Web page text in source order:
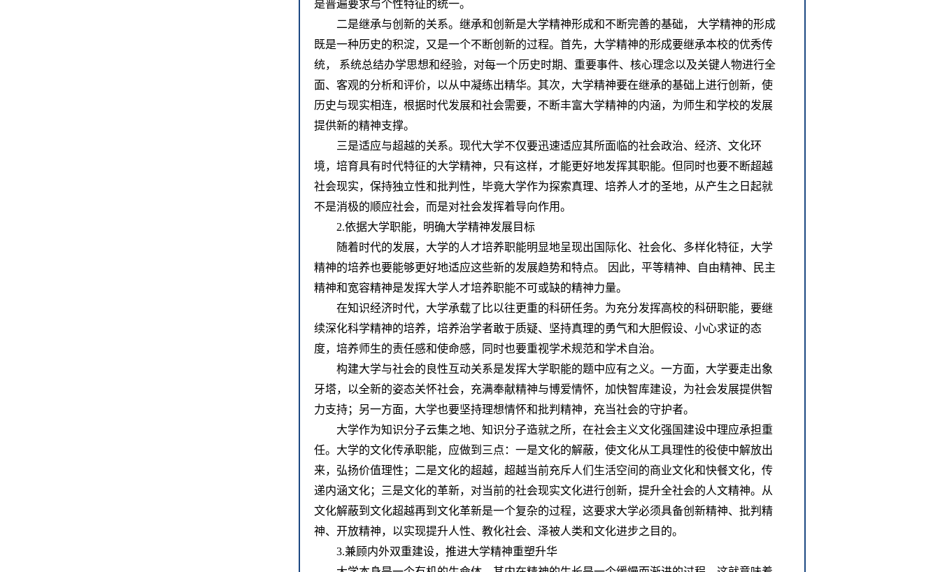
是普遍要求与个性特征的统一。
二是继承与创新的关系。继承和创新是大学精神形成和不断完善的基础， 大学精神的形成
既是一种历史的积淀，又是一个不断创新的过程。首先，大学精神的形成要继承本校的优秀传
统， 系统总结办学思想和经验，对每一个历史时期、重要事件、核心理念以及关键人物进行全
面、客观的分析和评价，以从中凝练出精华。其次，大学精神要在继承的基础上进行创新，使
历史与现实相连，根据时代发展和社会需要，不断丰富大学精神的内涵，为师生和学校的发展
提供新的精神支撑。
三是适应与超越的关系。现代大学不仅要迅速适应其所面临的社会政治、经济、文化环
境，培育具有时代特征的大学精神，只有这样，才能更好地发挥其职能。但同时也要不断超越
社会现实，保持独立性和批判性，毕竟大学作为探索真理、培养人才的圣地，从产生之日起就
不是消极的顺应社会，而是对社会发挥着导向作用。
2.依据大学职能，明确大学精神发展目标
随着时代的发展，大学的人才培养职能明显地呈现出国际化、社会化、多样化特征，大学
精神的培养也要能够更好地适应这些新的发展趋势和特点。 因此，平等精神、自由精神、民主
精神和宽容精神是发挥大学人才培养职能不可或缺的精神力量。
在知识经济时代，大学承载了比以往更重的科研任务。为充分发挥高校的科研职能，要继
续深化科学精神的培养，培养治学者敢于质疑、坚持真理的勇气和大胆假设、小心求证的态
度，培养师生的责任感和使命感，同时也要重视学术规范和学术自治。
构建大学与社会的良性互动关系是发挥大学职能的题中应有之义。一方面，大学要走出象
牙塔，以全新的姿态关怀社会，充满奉献精神与博爱情怀，加快智库建设，为社会发展提供智
力支持；另一方面，大学也要坚持理想情怀和批判精神，充当社会的守护者。
大学作为知识分子云集之地、知识分子造就之所，在社会主义文化强国建设中理应承担重
任。大学的文化传承职能，应做到三点：一是文化的解蔽，使文化从工具理性的役使中解放出
来，弘扬价值理性；二是文化的超越，超越当前充斥人们生活空间的商业文化和快餐文化，传
递内涵文化；三是文化的革新，对当前的社会现实文化进行创新，提升全社会的人文精神。从
文化解蔽到文化超越再到文化革新是一个复杂的过程，这要求大学必须具备创新精神、批判精
神、开放精神，以实现提升人性、教化社会、泽被人类和文化进步之目的。
3.兼顾内外双重建设，推进大学精神重塑升华